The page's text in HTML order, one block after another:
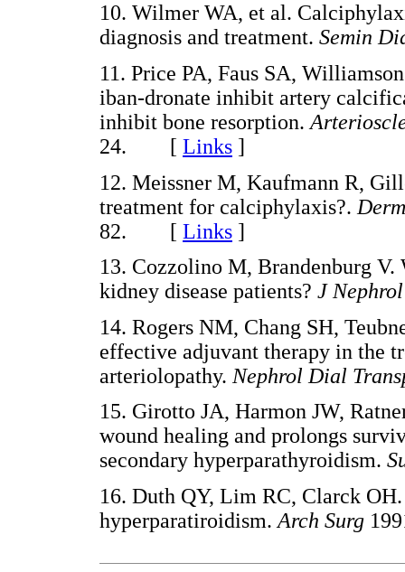
10. Wilmer WA, et al.
diagnosis and treatment. Semin
11. Price PA, Faus SA,
iban-dronate inhibit artery
inhibit bone resorption.
24. [ Links ]
12. Meissner M, Kaufmann R,
treatment for calciphylaxis?.
82. [ Links ]
13. Cozzolino M, Brandenburg
kidney disease patients? J
14. Rogers NM, Chang SH,
effective adjuvant therapy in the
arteriolopathy. Nephrol Dial
15. Girotto JA, Harmon JW,
wound healing and prolongs
secondary hyperparathyroidism.
16. Duth QY, Lim RC, Clarck
hyperparatiroidism. Arch Surg